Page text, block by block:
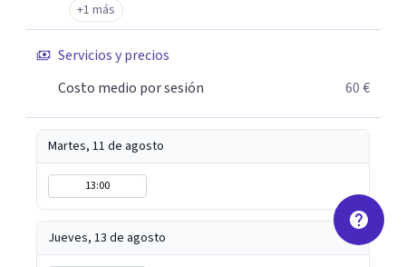
+1 más
Servicios y precios
Costo medio por sesión
60 €
Martes, 11 de agosto
13:00
Jueves, 13 de agosto